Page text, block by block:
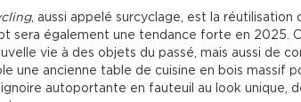
, aussi appelé surcyclage, est la
sera également une tendance forte en 2025.
vie à des objets du passé, mais aussi de
une ancienne table de cuisine en bois massif
autoportante en fauteuil au look unique,